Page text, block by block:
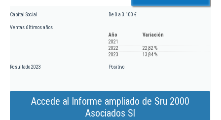
Capital Social De 0 a 3.100 €
Ventas últimos años
Año
Variación
2021
2022
22,82 %
2023
13,84 %
Resultado 2023 Positivo
Accede al Informe ampliado de Sru 2000
Asociados Sl